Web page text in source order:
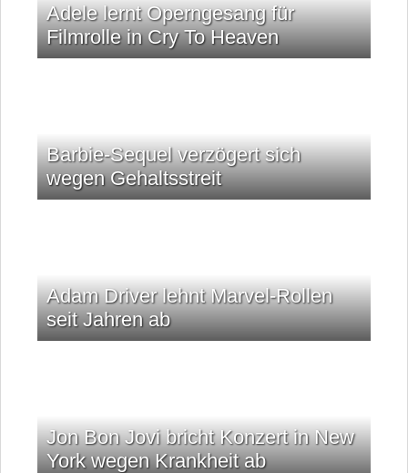
Adele lernt Operngesang für
Filmrolle in Cry To Heaven
Barbie-Sequel verzögert sich
wegen Gehaltsstreit
Adam Driver lehnt Marvel-Rollen
seit Jahren ab
Jon Bon Jovi bricht Konzert in New
York wegen Krankheit ab